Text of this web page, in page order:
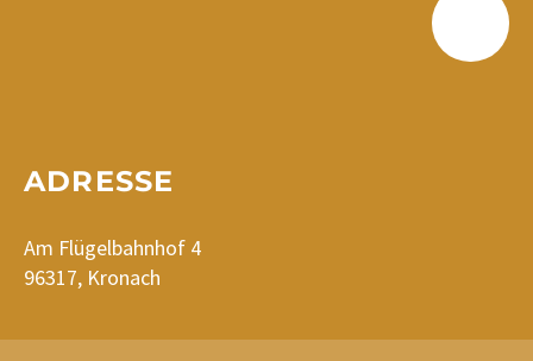
ADRESSE
Am Flügelbahnhof 4
96317, Kronach